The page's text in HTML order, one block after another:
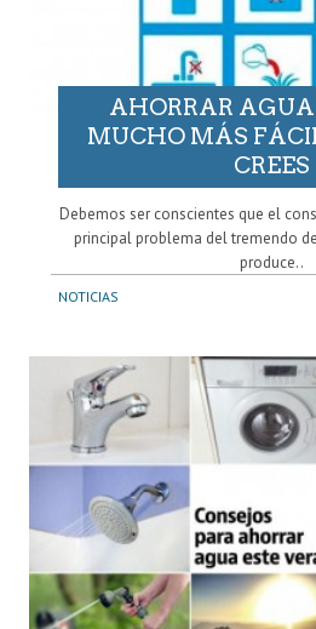
AHORRAR
MUCHO MÁS
CREES
Debemos ser conscientes que el
principal problema del tremendo
produce..
NOTICIAS